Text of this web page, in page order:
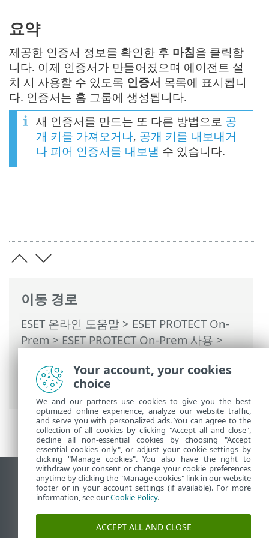
이동 경로
ESET 온라인 도움말 > ESET PROTECT On-
Prem>ESET PROTECT On-Prem 사용>
>인증서>피어 인증서> 새 인증서 만들
요약
제공한 인증서 정보를 확인한 후 마침을 클릭합
니다. 이제 인증서가 만들어졌으며 에이전트 설
치 시 사용할 수 있도록 인증서 목록에 표시됩니
다. 인증서는 홈 그룹에 생성됩니다.
새 인증서를 만드는 또 다른 방법으로 공
개 키를 가져오거나, 공개 키를 내보내거
나 피어 인증서를 내보낼 수 있습니다.
데스크톱 사이트 보기
End of Life
ESET 지식 베이스
Your account, your cookies
choice
We and our partners use cookies to give you the best
optimized online experience, analyze our website traffic,
and serve you with personalized ads. You can agree to the
collection of all cookies by clicking "Accept all and close",
decline all non-essential cookies by choosing "Accept
essential cookies only", or adjust your cookie settings by
clicking "Manage cookies". You also have the right to
withdraw your consent or change your cookie preferences
anytime by clicking the "Manage cookies" link in our website
footer or in your account settings (if available). For more
information, see ourCookie Policy.
ACCEPT ALL AND CLOSE